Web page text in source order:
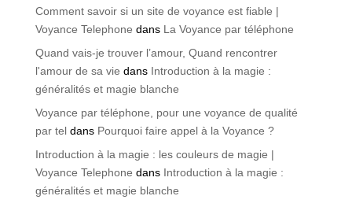
Comment savoir si un site de voyance est fiable |
Voyance Telephone dans La Voyance par téléphone
Quand vais-je trouver l’amour, Quand rencontrer
l'amour de sa vie dans Introduction à la magie :
généralités et magie blanche
Voyance par téléphone, pour une voyance de qualité
par teldans Pourquoi faire appel à la Voyance ?
Introduction à la magie : les couleurs de magie |
Voyance Telephone dans Introduction à la magie :
généralités et magie blanche